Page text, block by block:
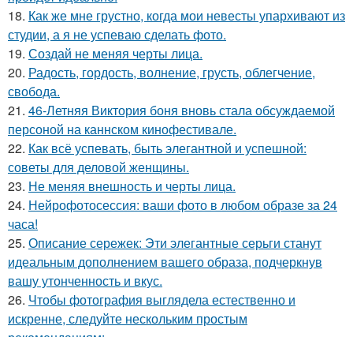
18. Как же мне грустно, когда мои невесты упархивают из
студии, а я не успеваю сделать фото.
19. Создай не меняя черты лица.
20. Радость, гордость, волнение, грусть, облегчение,
свобода.
21. 46-Летняя Виктория боня вновь стала обсуждаемой
персоной на каннском кинофестивале.
22. Как всё успевать, быть элегантной и успешной:
советы для деловой женщины.
23. Не меняя внешность и черты лица.
24. Нейрофотосессия: ваши фото в любом образе за 24
часа!
25. Описание сережек: Эти элегантные серьги станут
идеальным дополнением вашего образа, подчеркнув
вашу утонченность и вкус.
26. Чтобы фотография выглядела естественно и
искренне, следуйте нескольким простым